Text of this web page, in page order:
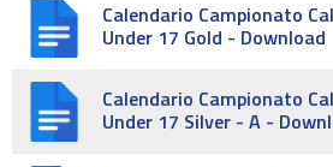
Calendario Campionato
Under 17 Gold - Download
Calendario Campionato
Under 17 Silver - A -